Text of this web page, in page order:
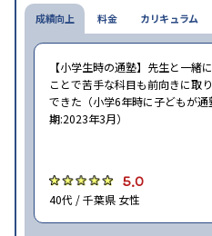
成績向上
【小学生時の通塾】先生と一緒
ことで苦手な科目も前向きに取
できた（小学6年時に子どもが通
期:2023年3月）
5.0
40代 / 千葉県 女性
料金 カリキュラム